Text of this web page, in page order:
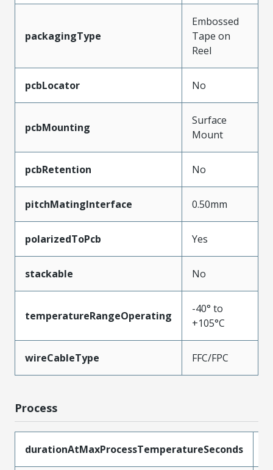
packagingType
Embossed
Tape on
Reel
pcbLocator No
pcbMounting
Surface
Mount
pcbRetention No
pitchMatingInterface 0.50mm
polarizedToPcb Yes
stackable No
temperatureRangeOperating
-40° to
+105°C
wireCableType FFC/FPC
Process
durationAtMaxProcessTemperatureSeconds